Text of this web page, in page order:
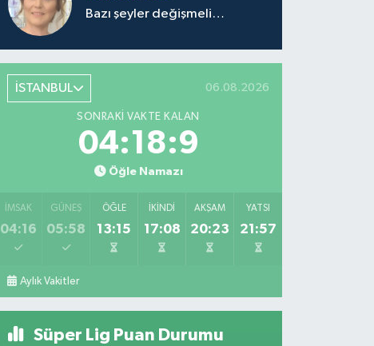
Bazı şeyler değişmeli…
İSTANBUL 06.08.2026
SONRAKI VAKTE KALAN
04:18:9
Öğle Namazı
İMSAK
04:16
GÜNEŞ
05:58
ÖĞLE
13:15
İKINDI
17:08
AKŞAM
20:23
YATSI
21:57
Aylık Vakitler
Süper Lig Puan Durumu